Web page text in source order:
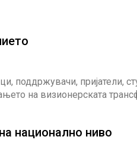
поддржувачи, пријатели,
на визионерската
национално ниво